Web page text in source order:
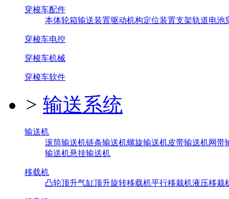
穿梭车配件
本体轮箱输送装置驱动机构定位装置支架轨道电池
穿梭车电控
穿梭车机械
穿梭车软件
> 输送系统
输送机
滚筒输送机链条输送机螺旋输送机皮带输送机网带
输送机悬挂输送机
移载机
凸轮顶升气缸顶升旋转移载机平行移栽机液压移栽